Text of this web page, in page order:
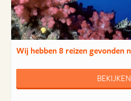
Wij hebben8 reizengevonden
BEKIJKEN